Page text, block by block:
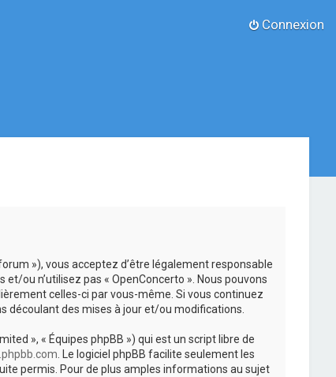
Connexion
»), vous acceptez d’être légalement responsable
ou n’utilisez pas « OpenConcerto ». Nous pouvons
celles-ci par vous-même. Si vous continuez
découlant des mises à jour et/ou modifications.
», « Équipes phpBB ») qui est un script libre de
. Le logiciel phpBB facilite seulement les
permis. Pour de plus amples informations au sujet